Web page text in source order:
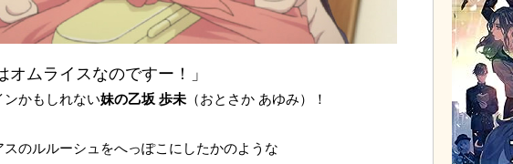
オムライスなのですー！」
かもしれない妹の乙坂 歩未 （おとさか あゆみ）！
のルルーシュをへっぽこにしたかのような